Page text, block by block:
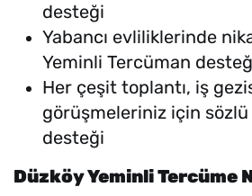
desteği
Yabancı evliliklerinde
Yeminli Tercüman
Her çeşit toplantı, iş
görüşmeleriniz için
desteği
Düzköy Yeminli Tercüme